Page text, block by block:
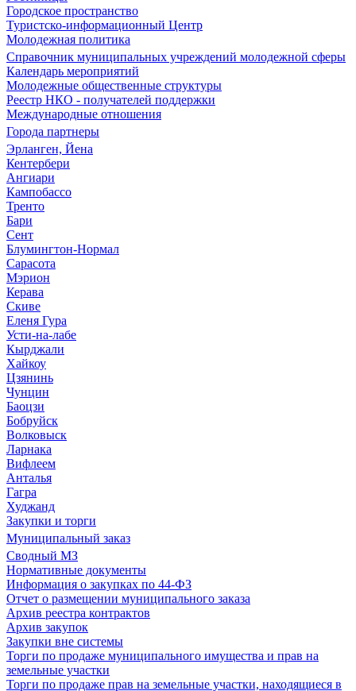
Городское пространство
Туристско-информационный Центр
Молодежная политика
Справочник муниципальных учреждений молодежной сферы
Календарь мероприятий
Молодежные общественные структуры
Реестр НКО - получателей поддержки
Международные отношения
Города партнеры
Эрланген, Йена
Кентербери
Ангиари
Кампобассо
Тренто
Бари
Сент
Блумингтон-Нормал
Сарасота
Мэрион
Керава
Скиве
Еленя Гура
Усти-на-лабе
Кырджали
Хайкоу
Цзянинь
Чунцин
Баоцзи
Бобруйск
Волковыск
Ларнака
Вифлеем
Анталья
Гагра
Худжанд
Закупки и торги
Муниципальный заказ
Сводный МЗ
Нормативные документы
Информация о закупках по 44-ФЗ
Отчет о размещении муниципального заказа
Архив реестра контрактов
Архив закупок
Закупки вне системы
Торги по продаже муниципального имущества и прав на
земельные участки
Торги по продаже прав на земельные участки, находящиеся в